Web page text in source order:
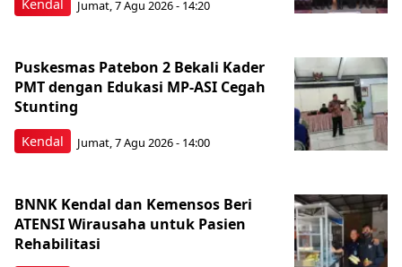
Kendal Jumat, 7 Agu 2026 - 14:20
Kendal
Puskesmas Patebon 2 Bekali Kader
PMT dengan Edukasi MP-ASI Cegah
Stunting
Jumat, 7 Agu 2026 - 14:00
BNNK Kendal dan Kemensos Beri
ATENSI Wirausaha untuk Pasien
Rehabilitasi